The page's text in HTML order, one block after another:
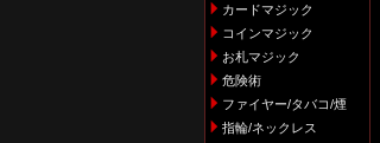
カードマジック
コインマジック
お札マジック
危険術
ファイヤー/タバコ/煙
指輪/ネックレス